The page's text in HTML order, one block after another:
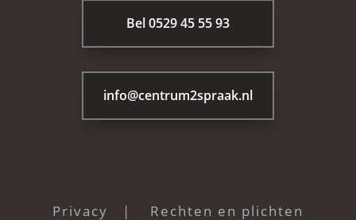
Bel 0529 45 55 93
info@centrum2spraak.nl
Privacy | Rechten en plichten